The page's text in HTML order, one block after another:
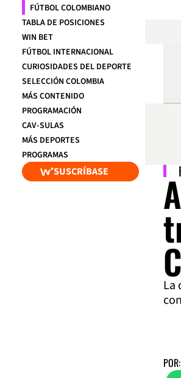
FÚTBOL COLOMBIANO
TABLA DE POSICIONES
WIN BET
FÚTBOL INTERNACIONAL
CURIOSIDADES DEL DEPORTE
SELECCIÓN COLOMBIA
MÁS CONTENIDO
PROGRAMACIÓN
CAV-SULAS
MÁS DEPORTES
PROGRAMAS
SUSCRÍBASE
La